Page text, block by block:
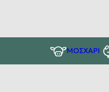
ΜΟΣΧΑΡΙ